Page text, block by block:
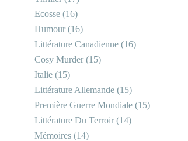
Ecosse (16)
Humour(16)
Littérature Canadienne (16)
Cosy Murder(15)
Italie (15)
Littérature Allemande (15)
Première Guerre Mondiale (15)
Littérature Du Terroir(14)
Mémoires (14)